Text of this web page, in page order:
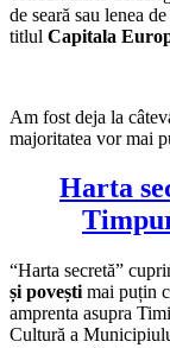
de seară sau lenea
titlul Capitala
Am fost deja la
majoritatea vor mai
Harta
“Harta secretă”
și povești mai puțin
amprenta asupra
Cultură a